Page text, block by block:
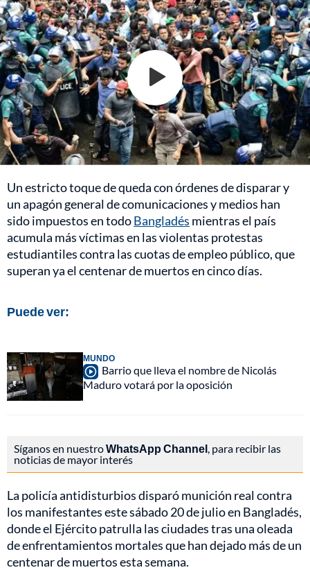
Un estricto toque de queda con órdenes de disparar y
un apagón general de comunicaciones y medios han
sido impuestos en todoBangladés mientras el país
acumula más víctimas en las violentas protestas
estudiantiles contra las cuotas de empleo público, que
superan ya el centenar de muertos en cinco días.
Puede ver:
MUNDO
Barrio que lleva el nombre de Nicolás
Maduro votará por la oposición
Síganos en nuestroWhatsApp Channel , para recibir las
noticias de mayor interés
La policía antidisturbios disparó munición real contra
los manifestantes este sábado 20 de julio en Bangladés,
donde el Ejército patrulla las ciudades tras una oleada
de enfrentamientos mortales que han dejado más de un
centenar de muertos esta semana.